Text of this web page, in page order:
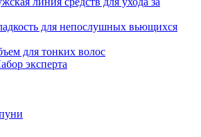
для непослушных вьющихся
для тонких волос
эксперта